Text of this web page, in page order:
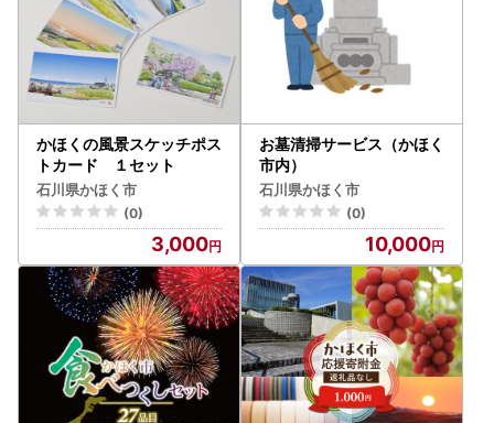
かほくの風景スケッチポス
トカード １セット
石川県かほく市
(0)
3,000
お墓清掃サービス（かほく
市内）
石川県かほく市
(0)
10,000